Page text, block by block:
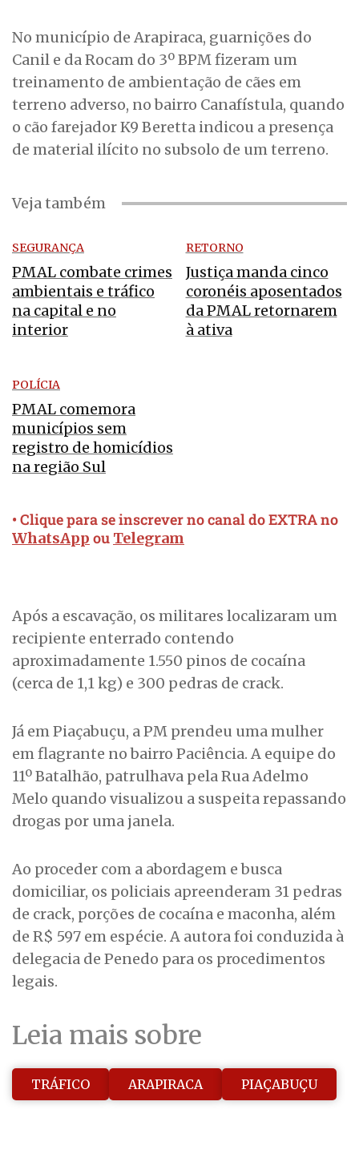
No município de Arapiraca, guarnições do
Canil e da Rocam do 3º BPM fizeram um
treinamento de ambientação de cães em
terreno adverso, no bairro Canafístula, quando
o cão farejador K9 Beretta indicou a presença
de material ilícito no subsolo de um terreno.
Veja também
SEGURANÇA
PMAL combate crimes
ambientais e tráfico
na capital e no
interior
RETORNO
Justiça manda cinco
coronéis aposentados
da PMAL retornarem
à ativa
POLÍCIA
PMAL comemora
municípios sem
registro de homicídios
na região Sul
• Clique para se inscrever no canal do EXTRA no
WhatsApp ou Telegram
Após a escavação, os militares localizaram um
recipiente enterrado contendo
aproximadamente 1.550 pinos de cocaína
(cerca de 1,1 kg) e 300 pedras de crack.
Já em Piaçabuçu, a PM prendeu uma mulher
em flagrante no bairro Paciência. A equipe do
11º Batalhão, patrulhava pela Rua Adelmo
Melo quando visualizou a suspeita repassando
drogas por uma janela.
Ao proceder com a abordagem e busca
domiciliar, os policiais apreenderam 31 pedras
de crack, porções de cocaína e maconha, além
de R$ 597 em espécie. A autora foi conduzida à
delegacia de Penedo para os procedimentos
legais.
Leia mais sobre
TRÁFICO ARAPIRACA PIAÇABUÇU